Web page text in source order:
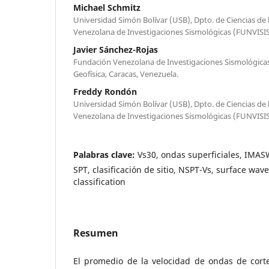
Michael Schmitz
Universidad Simón Bolívar (USB), Dpto. de Ciencias
Venezolana de Investigaciones Sismológicas
Javier Sánchez-Rojas
Fundación Venezolana de Investigaciones
Geofísica, Caracas, Venezuela.
Freddy Rondón
Universidad Simón Bolívar (USB), Dpto. de Ciencias
Venezolana de Investigaciones Sismológicas
Palabras clave: Vs30, ondas superficiales,
SPT, clasificación de sitio, NSPT-Vs, surface
classification
Resumen
El promedio de la velocidad de ondas de